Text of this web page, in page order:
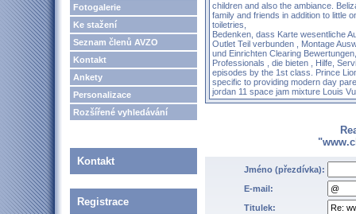
Fotogalerie
Ke stažení
Seznam členů AVZO
Kontakt
Ankety
Personalizace
Rozšířené vyhledávání
Kontakt
Registrace
children and also the ambiance.
family and friends in addition to little
toiletries,
Bedenken, dass Karte wesentliche
Outlet Teil verbunden , Montage
und Einrichten Clearing
Professionals , die bieten , Hilfe,
episodes by the 1st class. Prince
specific to providing modern day
jordan 11 space jam mixture Louis
Jméno (přezdívka):
E-mail:
Titulek: